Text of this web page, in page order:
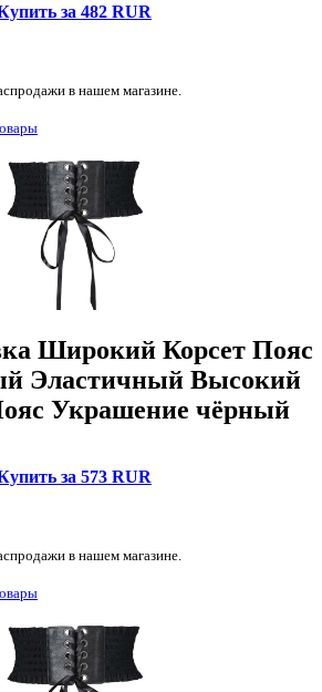
за 482 RUR
в нашем магазине.
Широкий Корсет Пояс
Эластичный Высокий
Украшение чёрный
за 573 RUR
в нашем магазине.